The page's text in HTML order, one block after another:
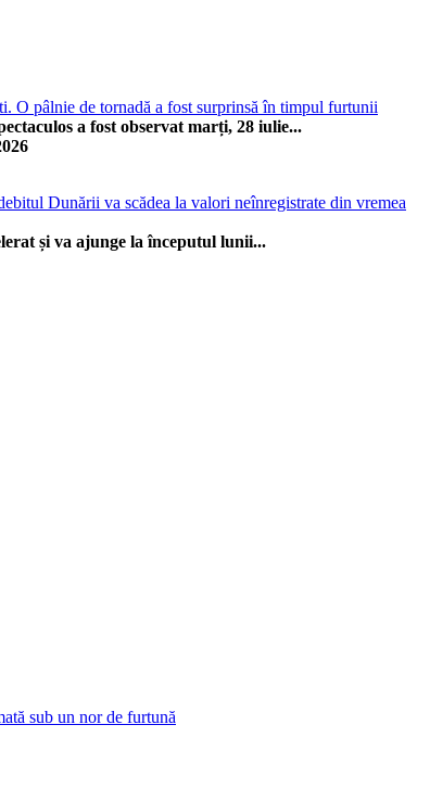
O pâlnie de tornadă a fost surprinsă în timpul furtunii
a fost observat marți, 28 iulie...
Dunării va scădea la valori neînregistrate din vremea
și va ajunge la începutul lunii...
sub un nor de furtună